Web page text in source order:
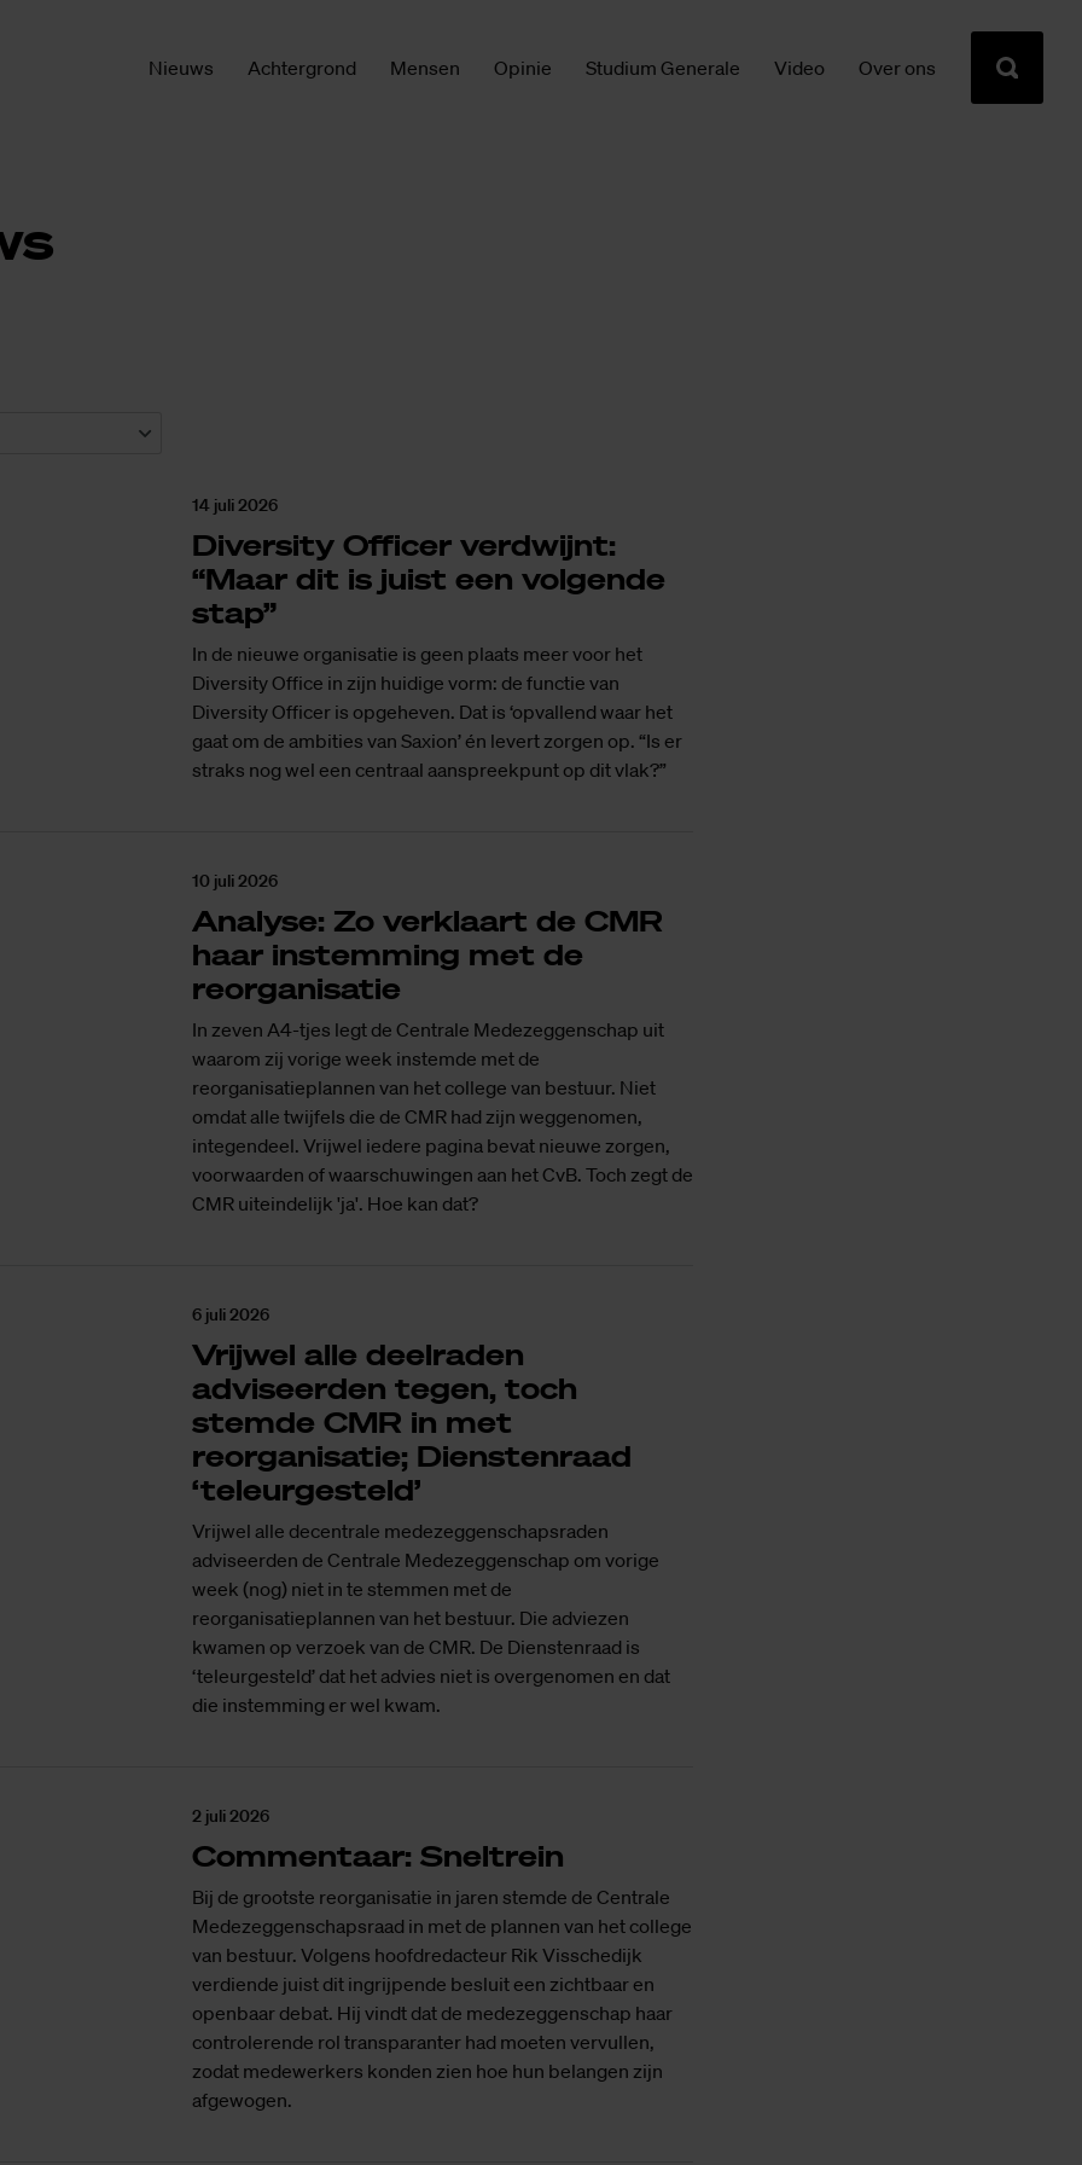
Nieuws Achtergrond Mensen Opinie Studium Generale Video Over ons
14 juli 2026
Diversity Officer verdwijnt:
“Maar dit is juist een volgende
stap”
In de nieuwe organisatie is geen plaats meer voor het
Diversity Office in zijn huidige vorm: de functie van
Diversity Officer is opgeheven. Dat is ‘opvallend waar het
gaat om de ambities van Saxion’ én levert zorgen op. “Is er
straks nog wel een centraal aanspreekpunt op dit vlak?”
10 juli 2026
Analyse: Zo verklaart de CMR
haar instemming met de
reorganisatie
In zeven A4-tjes legt de Centrale Medezeggenschap uit
waarom zij vorige week instemde met de
reorganisatieplannen van het college van bestuur. Niet
omdat alle twijfels die de CMR had zijn weggenomen,
integendeel. Vrijwel iedere pagina bevat nieuwe zorgen,
voorwaarden of waarschuwingen aan het CvB. Toch zegt de
CMR uiteindelijk 'ja'. Hoe kan dat?
6 juli 2026
Vrijwel alle deelraden
adviseerden tegen, toch
stemde CMR in met
reorganisatie; Dienstenraad
‘teleurgesteld’
Vrijwel alle decentrale medezeggenschapsraden
adviseerden de Centrale Medezeggenschap om vorige
week (nog) niet in te stemmen met de
reorganisatieplannen van het bestuur. Die adviezen
kwamen op verzoek van de CMR. De Dienstenraad is
‘teleurgesteld’ dat het advies niet is overgenomen en dat
die instemming er wel kwam.
2 juli 2026
Commentaar: Sneltrein
Bij de grootste reorganisatie in jaren stemde de Centrale
Medezeggenschapsraad in met de plannen van het college
van bestuur. Volgens hoofdredacteur Rik Visschedijk
verdiende juist dit ingrijpende besluit een zichtbaar en
openbaar debat. Hij vindt dat de medezeggenschap haar
controlerende rol transparanter had moeten vervullen,
zodat medewerkers konden zien hoe hun belangen zijn
afgewogen.